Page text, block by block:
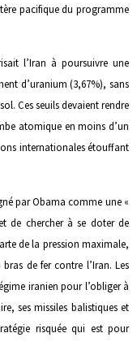
pacifique du programme
l’Iran à poursuivre une
d’uranium (3,67%), sans
Ces seuils devaient rendre
atomique en moins d’un
internationales étouffant
par Obama comme une «
de chercher à se doter de
de la pression maximale,
de fer contre l’Iran. Les
iranien pour l’obliger à
ses missiles balistiques et
risquée qui est pour